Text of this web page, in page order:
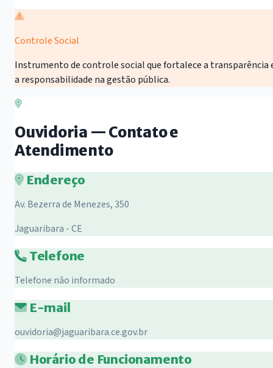
Controle Social
Instrumento de controle social que fortalece a transparência
a responsabilidade na gestão pública.
Ouvidoria — Contato e
Atendimento
Endereço
Av. Bezerra de Menezes, 350
Jaguaribara - CE
Telefone
Telefone não informado
E-mail
ouvidoria@jaguaribara.ce.gov.br
Horário de Funcionamento